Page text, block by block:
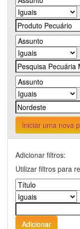
Iniciar uma nova
Adicionar filtros:
Utilizar filtros para